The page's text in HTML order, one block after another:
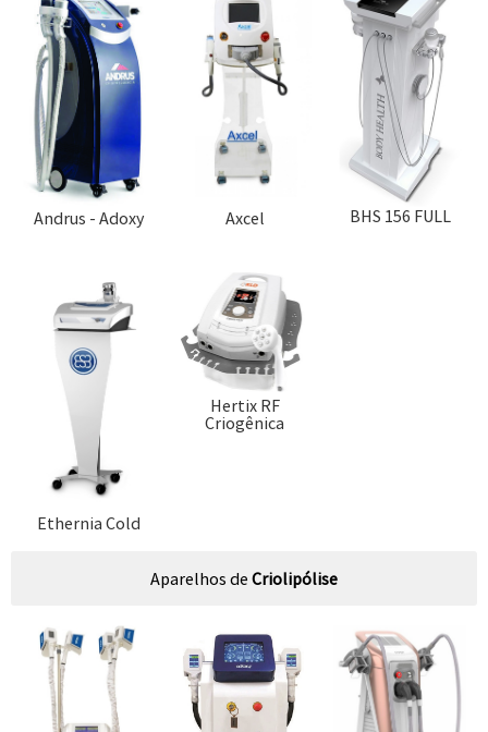
Andrus - Adoxy Axcel BHS 156 FULL
Ethernia Cold
Hertix RF
Criogênica
Aparelhos de Criolipólise